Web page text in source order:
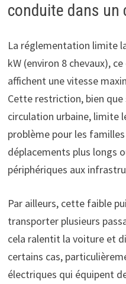
conduite dans
La réglementation limite
kW (environ 8 chevaux),
affichent une vitesse
Cette restriction, bien
circulation urbaine, limite
problème pour les
déplacements plus longs
périphériques aux
Par ailleurs, cette faible
transporter plusieurs
cela ralentit la voiture et
certains cas,
électriques qui équipent